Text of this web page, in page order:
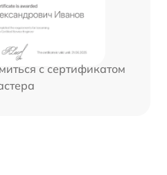
с сертификатом